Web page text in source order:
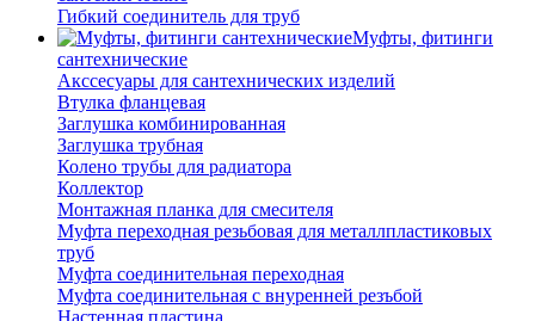
Гибкий соединитель для труб
Муфты, фитинги
сантехнические
Акссесуары для сантехнических изделий
Втулка фланцевая
Заглушка комбинированная
Заглушка трубная
Колено трубы для радиатора
Коллектор
Монтажная планка для смесителя
Муфта переходная резьбовая для металлпластиковых
труб
Муфта соединительная переходная
Муфта соединительная с внуренней резъбой
Настенная пластина